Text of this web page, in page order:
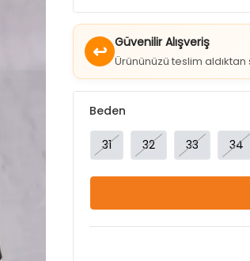
↩ Güvenilir Alışveriş
Beden
31 32 33 34